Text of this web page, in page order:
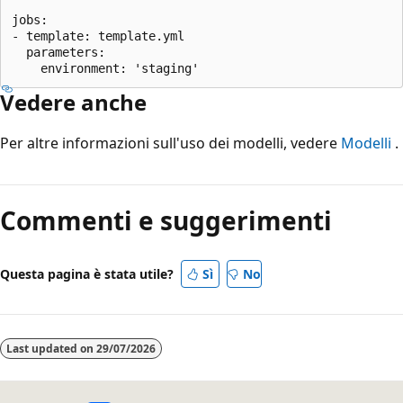
jobs:
- template: template.yml
  parameters:
Vedere anche
Per altre informazioni sull'uso dei modelli, vedere Modelli .
Commenti e suggerimenti
Questa pagina è stata utile? Sì No
Last updated on 29/07/2026